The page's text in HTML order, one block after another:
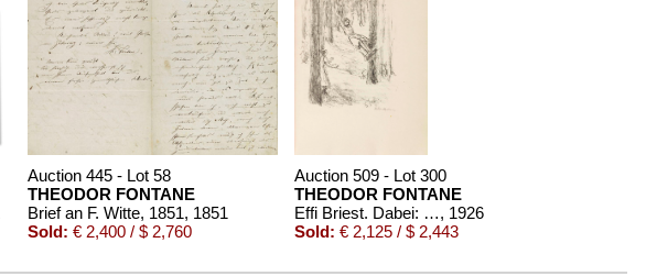
Auction 445 - Lot 58
THEODOR FONTANE
Brief an F. Witte, 1851, 1851
Sold: € 2,400 / $ 2,760
Auction 509 - Lot 300
THEODOR FONTANE
Effi Briest. Dabei: Behmer, Effi-Briest-Einband, 1926
Sold: € 2,125 / $ 2,443